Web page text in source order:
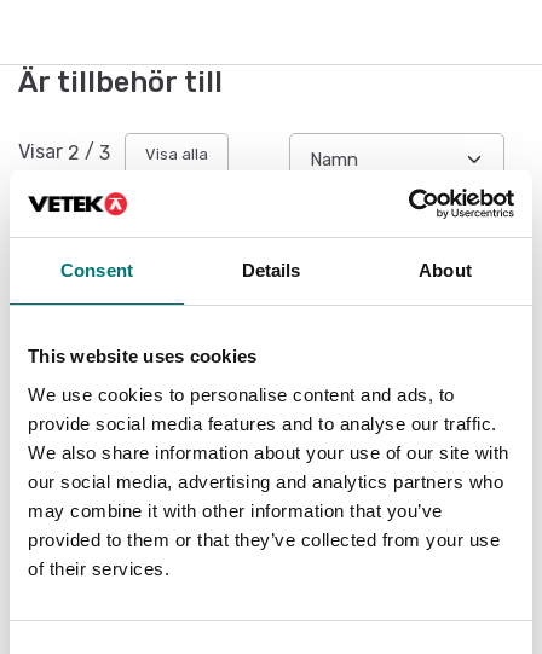
Consent Details About
This website uses cookies
We use cookies to personalise content and ads, to
provide social media features and to analyse our traffic.
We also share information about your use of our site with
our social media, advertising and analytics partners who
may combine it with other information that you’ve
provided to them or that they’ve collected from your use
of their services.
Är tillbehör till
Visar 2 / 3 Visa alla
Manuell
pumptryckgenerator
GPM
Pris från: 88 810 kr
Programvara PRESKAL
som underlättar vid